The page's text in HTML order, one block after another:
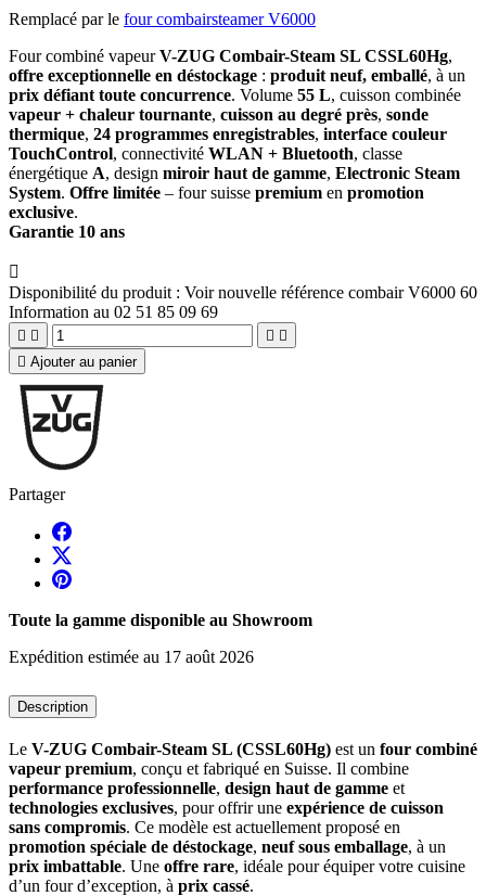
Remplacé par le four combairsteamer V6000
Four combiné vapeurV-ZUG Combair-Steam SL CSSL60Hg,
offre exceptionnelle en déstockage : produit neuf, emballé, à un
prix défiant toute concurrence. Volume 55 L, cuisson combinée
vapeur + chaleur tournante, cuisson au degré près, sonde
thermique, 24 programmes enregistrables, interface couleur
TouchControl, connectivité WLAN + Bluetooth, classe
énergétique A, design miroir haut de gamme, Electronic Steam
System. Offre limitée – four suisse premium en promotion
exclusive.
Garantie 10 ans

Disponibilité du produit : Voir nouvelle référence combair V6000 60
Information au 02 51 85 09 69
   
 Ajouter au panier
Partager
Toute la gamme disponible au Showroom
Expédition estimée au 17 août 2026
Description
Le V-ZUG Combair-Steam SL (CSSL60Hg) est un four combiné
vapeur premium, conçu et fabriqué en Suisse. Il combine
performance professionnelle, design haut de gamme et
technologies exclusives, pour offrir une expérience de cuisson
sans compromis. Ce modèle est actuellement proposé en
promotion spéciale de déstockage, neuf sous emballage, à un
prix imbattable. Une offre rare, idéale pour équiper votre cuisine
d’un four d’exception, à prix cassé.